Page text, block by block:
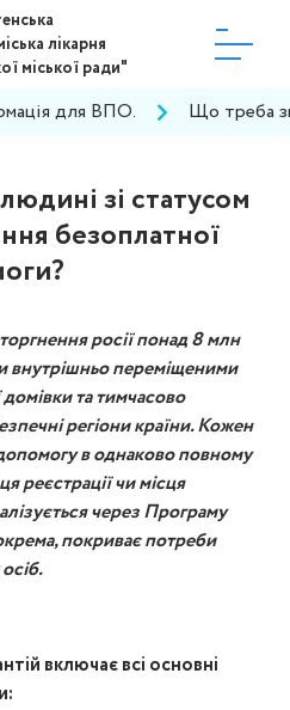
лікарня
міської ради"
для ВПО. Що треба
зі статусом
безоплатної
росії понад 8 млн
внутрішньо переміщеними
та тимчасово
регіони країни. Кожен
в однаково повному
реєстрації чи місця
через Програму
покриває потреби
включає всі основні